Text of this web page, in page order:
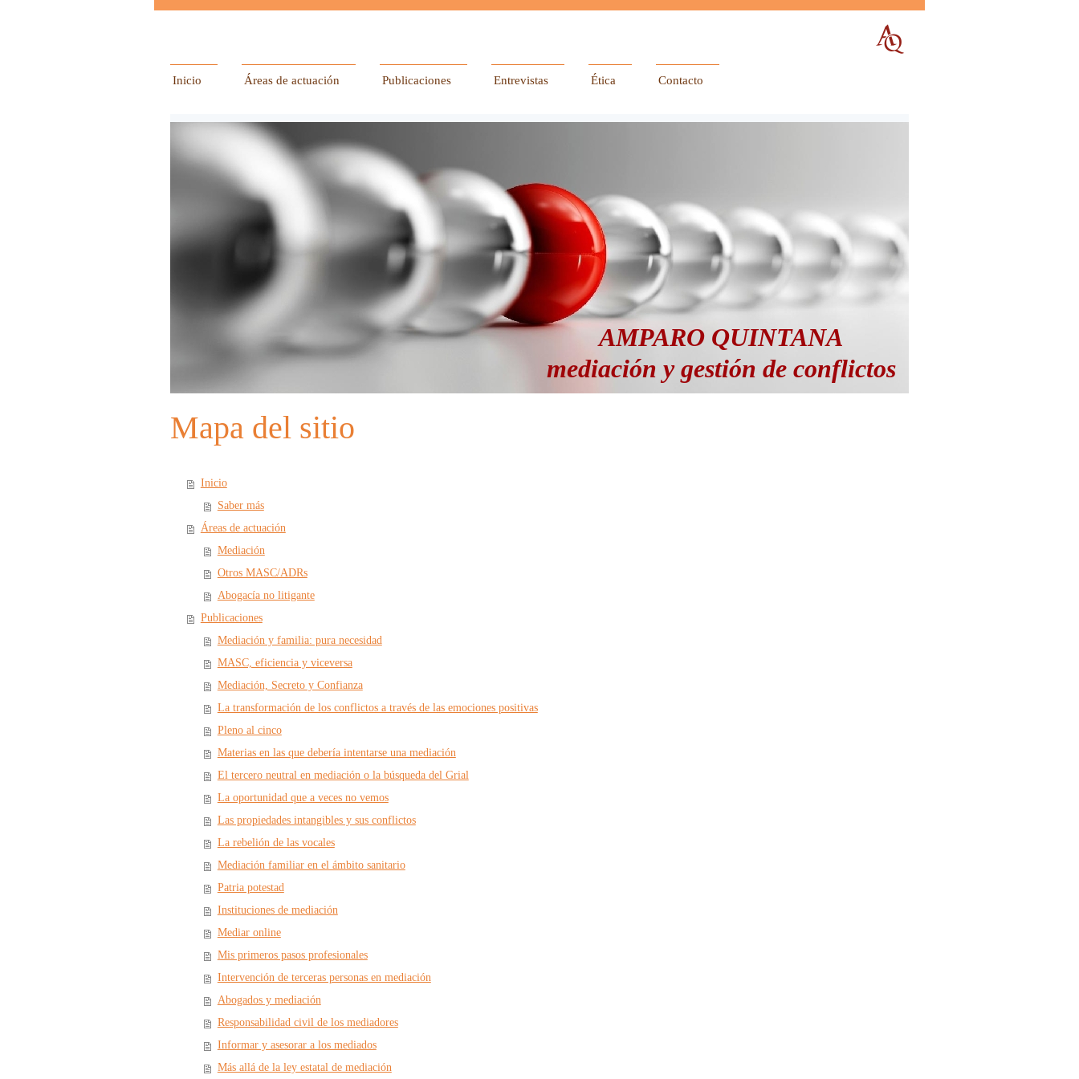
Inicio Áreas de actuación Publicaciones Entrevistas Ética Contacto
AMPARO QUINTANA
mediación y gestión de conflictos
Mapa del sitio
Inicio
Saber más
Áreas de actuación
Mediación
Otros MASC/ADRs
Abogacía no litigante
Publicaciones
Mediación y familia: pura necesidad
MASC, eficiencia y viceversa
Mediación, Secreto y Confianza
La transformación de los conflictos a través de las emociones positivas
Pleno al cinco
Materias en las que debería intentarse una mediación
El tercero neutral en mediación o la búsqueda del Grial
La oportunidad que a veces no vemos
Las propiedades intangibles y sus conflictos
La rebelión de las vocales
Mediación familiar en el ámbito sanitario
Patria potestad
Instituciones de mediación
Mediar online
Mis primeros pasos profesionales
Intervención de terceras personas en mediación
Abogados y mediación
Responsabilidad civil de los mediadores
Informar y asesorar a los mediados
Más allá de la ley estatal de mediación